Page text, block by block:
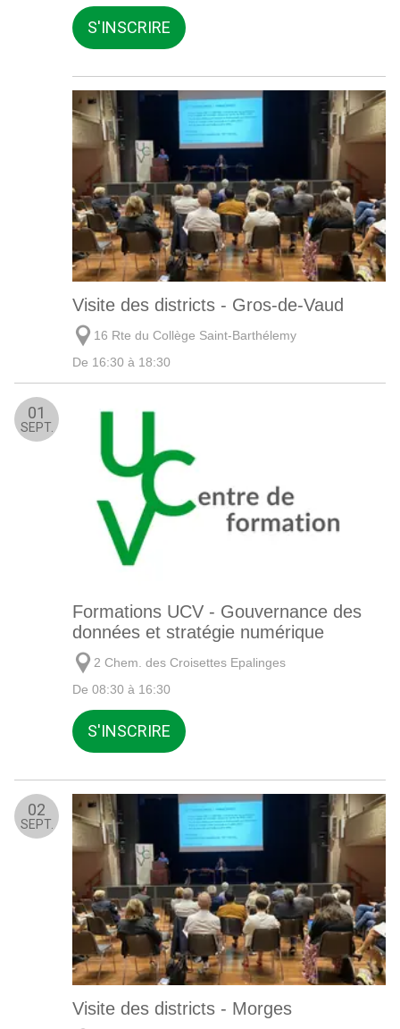
S'INSCRIRE
Visite des districts - Gros-de-Vaud
16 Rte du Collège Saint-Barthélemy
De 16:30 à 18:30
01
SEPT.
Formations UCV - Gouvernance des
données et stratégie numérique
2 Chem. des Croisettes Epalinges
De 08:30 à 16:30
S'INSCRIRE
02
SEPT.
Visite des districts - Morges